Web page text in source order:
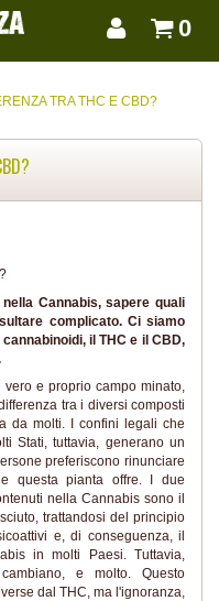
0
TRA THC E CBD?
Cannabis, sapere quali
complicato. Ci siamo
il THC e il CBD,
vero e proprio campo minato,
tra i diversi composti
da molti. I confini legali che
Stati, tuttavia, generano un
preferiscono rinunciare
questa pianta offre. I due
nella Cannabis sono il
trattandosi del principio
e, di conseguenza, il
in molti Paesi. Tuttavia,
e molto. Questo
dal THC, ma l'ignoranza,